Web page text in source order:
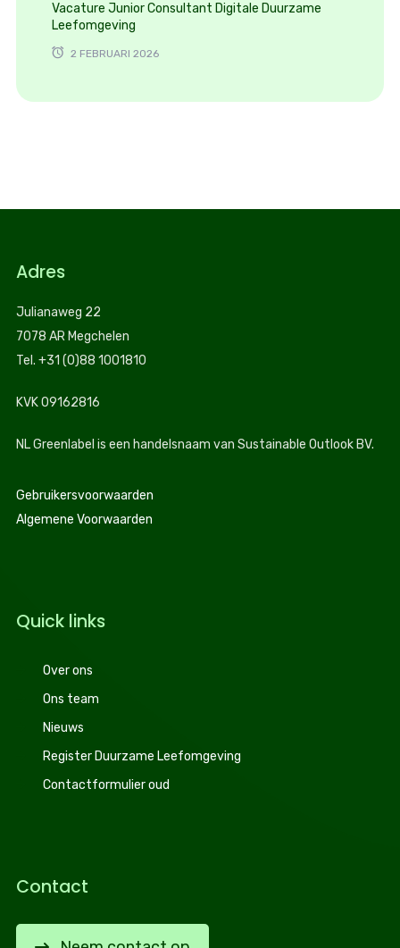
Vacature Junior Consultant Digitale Duurzame
Leefomgeving
2 FEBRUARI 2026
Adres
Julianaweg 22
7078 AR Megchelen
Tel. +31 (0)88 1001810
KVK 09162816
NL Greenlabel is een handelsnaam van Sustainable Outlook BV.
Gebruikersvoorwaarden
Algemene Voorwaarden
Quick links
Over ons
Ons team
Nieuws
Register Duurzame Leefomgeving
Contactformulier oud
Contact